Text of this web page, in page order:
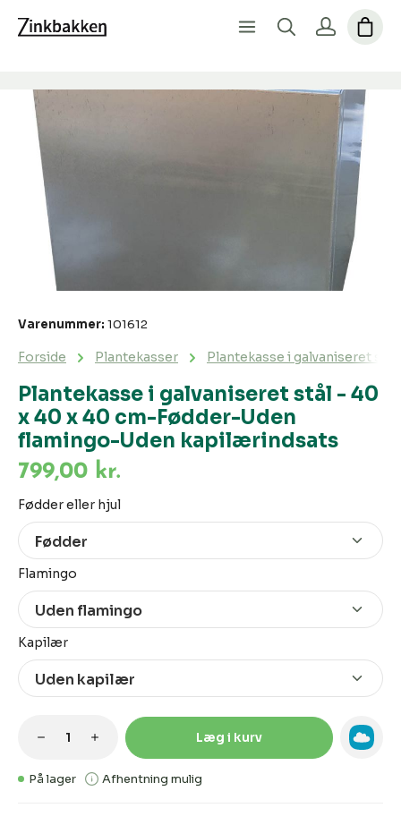
Spring over billedgalleri
Plantekasse i galvaniseret stål - 40
x 40 x 40 cm-Fødder-Uden
flamingo-Uden kapilærindsats
Forside Plantekasser Plantekasse i galvaniseret
Varenummer: 101612
799,00 kr.
På lager Afhentning mulig
Vælg
Fødder eller hjul
Vælg
Flamingo
Vælg
Kapilær
Produktmængde: Indtast den
Læg i kurv